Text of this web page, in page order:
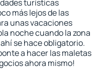
turísticas
más lejos de las
unas vacaciones
noche cuando la zona
se hace obligatorio.
a hacer las maletas
ahora mismo!